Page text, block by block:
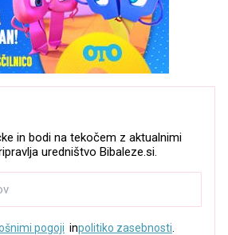
in bodi na tekočem z aktualnimi
uredništvo Bibaleze.si.
pogoji inpolitiko zasebnosti